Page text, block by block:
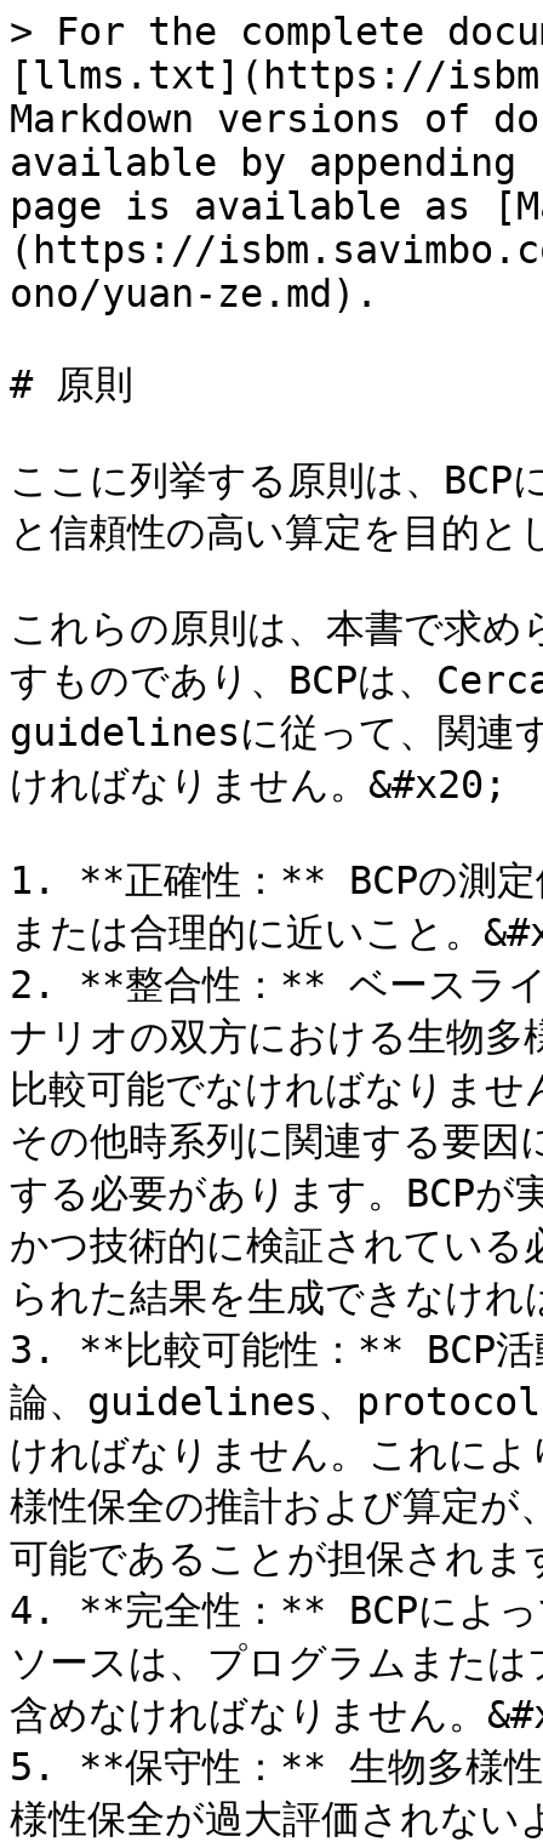
> For the complete
[llms.txt](https://
Markdown versions of
available by
page is available as
(https://
ono/yuan-ze.md).
# 原則
ここに列挙する原則は、BCP
と信頼性の高い算定を目的と
これらの原則は、本書で求
すものであり、BCPは、
guidelinesに従って、関連
ければなりません。&#x20;
1. **正確性：** BCPの測定
または合理的に近いこと。
2. **整合性：** ベースライ
ナリオの双方における生物多
比較可能でなければなりま
その他時系列に関連する要因
する必要があります。BCPが
かつ技術的に検証されてい
られた結果を生成できなけ
3. **比較可能性：** BCP活
論、guidelines、protocols
ければなりません。これによ
様性保全の推計および算定が
可能であることが担保され
4. **完全性：** BCPによっ
ソースは、プログラムまた
含めなければなりません。
5. **保守性：** 生物多様性
様性保全が過大評価されない